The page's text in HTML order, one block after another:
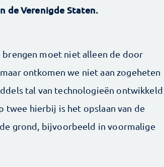
de Verenigde Staten.
moet niet alleen de door
ontkomen we niet aan zogeheten
tal van technologieën ontwikkeld
twee hierbij is het opslaan van de
grond, bijvoorbeeld in voormalige